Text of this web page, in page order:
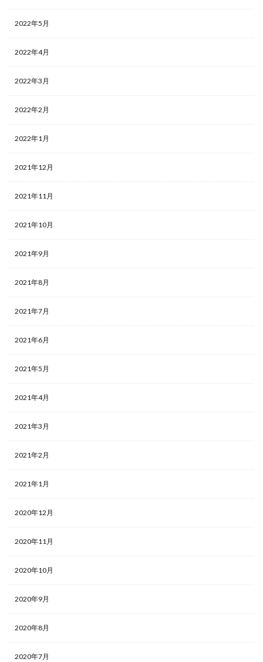
2022年5月
2022年4月
2022年3月
2022年2月
2022年1月
2021年12月
2021年11月
2021年10月
2021年9月
2021年8月
2021年7月
2021年6月
2021年5月
2021年4月
2021年3月
2021年2月
2021年1月
2020年12月
2020年11月
2020年10月
2020年9月
2020年8月
2020年7月